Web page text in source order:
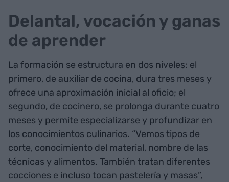
Delantal, vocación y ganas
de aprender
La formación se estructura en dos niveles: el
primero, de auxiliar de cocina, dura tres meses y
ofrece una aproximación inicial al oficio; el
segundo, de cocinero, se prolonga durante cuatro
meses y permite especializarse y profundizar en
los conocimientos culinarios. “Vemos tipos de
corte, conocimiento del material, nombre de las
técnicas y alimentos. También tratan diferentes
cocciones e incluso tocan pastelería y masas”,